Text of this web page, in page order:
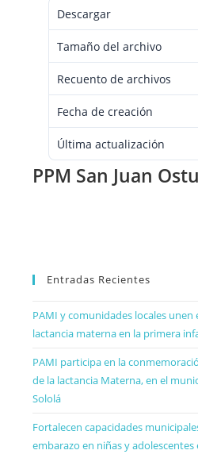
Descargar
Tamaño del archivo
Recuento de archivos
Fecha de creación
Última actualización
PPM San Juan
Entradas Recientes
PAMI y comunidades locales
lactancia materna en la primera
PAMI participa en la
de la lactancia Materna, en el
Sololá
Fortalecen capacidades
embarazo en niñas y adolescentes